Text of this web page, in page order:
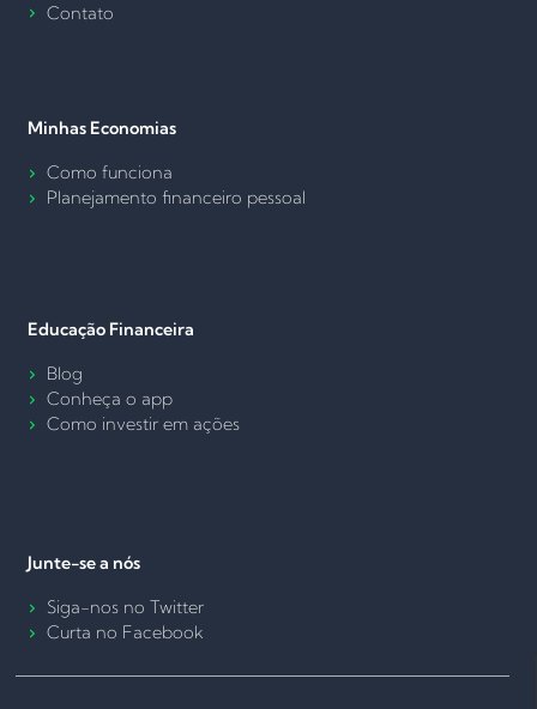
Contato
Minhas Economias
Como funciona
Planejamento financeiro pessoal
Educação Financeira
Blog
Conheça o app
Como investir em ações
Junte-se a nós
Siga-nos no Twitter
Curta no Facebook